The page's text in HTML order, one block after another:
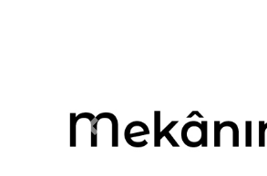
Geri